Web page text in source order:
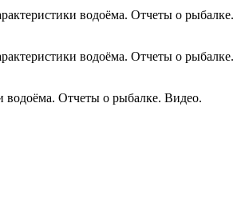
водоёма. Отчеты о рыбалке.
водоёма. Отчеты о рыбалке.
водоёма. Отчеты о рыбалке. Видео.